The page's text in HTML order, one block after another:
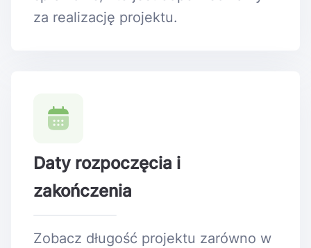
za realizację projektu.
Daty rozpoczęcia i
zakończenia
Zobacz długość projektu zarówno w